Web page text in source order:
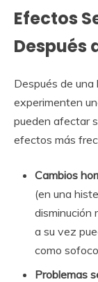
Efectos
Después
Después de una
experimenten
pueden afectar
efectos más
Cambios
(en una
disminución
a su vez
como
Problemas